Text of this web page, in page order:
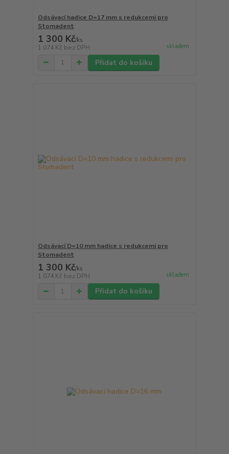
Odsávací hadice D=17 mm s redukcemi pro
Stomadent
1 300 Kč/ks
1 074 Kč bez DPH skladem
Přidat do košíku
Odsávací D=10 mm hadice s redukcemi pro
Stomadent
1 300 Kč/ks
1 074 Kč bez DPH skladem
Přidat do košíku